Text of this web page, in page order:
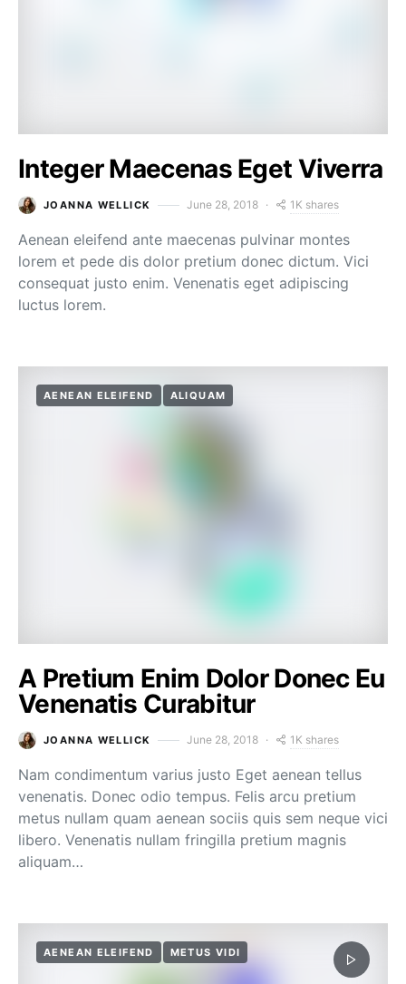
Integer Maecenas Eget Viverra
JOANNA WELLICK June 28, 2018 1K shares
Aenean eleifend ante maecenas pulvinar montes
lorem et pede dis dolor pretium donec dictum. Vici
consequat justo enim. Venenatis eget adipiscing
luctus lorem.
AENEAN ELEIFEND ALIQUAM
A Pretium Enim Dolor Donec Eu
Venenatis Curabitur
JOANNA WELLICK June 28, 2018 1K shares
Nam condimentum varius justo Eget aenean tellus
venenatis. Donec odio tempus. Felis arcu pretium
metus nullam quam aenean sociis quis sem neque vici
libero. Venenatis nullam fringilla pretium magnis
aliquam…
AENEAN ELEIFEND METUS VIDI